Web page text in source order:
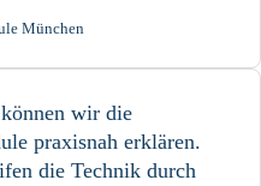
München
wir die
praxisnah erklären.
die Technik durch